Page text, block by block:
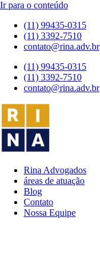
Ir para o conteúdo
(11) 99435-0315
(11) 3392-7510
contato@rina.adv.br
(11) 99435-0315
(11) 3392-7510
contato@rina.adv.br
Rina Advogados
áreas de atuação
Blog
Contato
Nossa Equipe